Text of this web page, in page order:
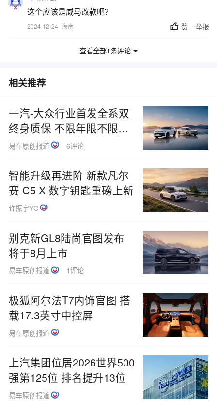
这个应该是威马改款吧？
2024-12-24 海南 赞 举报
查看全部1条评论
相关推荐
一汽-大众行业首发全系双
终身质保 不限年限不限里
程
易车原创报道 6评论
智能升级再进阶 新款凡尔
赛 C5 X 数字钥匙重磅上新
许振宇YC
别克新GL8陆尚官图发布
将于8月上市
易车原创报道 1评论
极狐阿尔法T7内饰官图 搭
载17.3英寸中控屏
易车原创报道
上汽集团位居2026世界500
强第125位 排名提升13位
易车原创报道